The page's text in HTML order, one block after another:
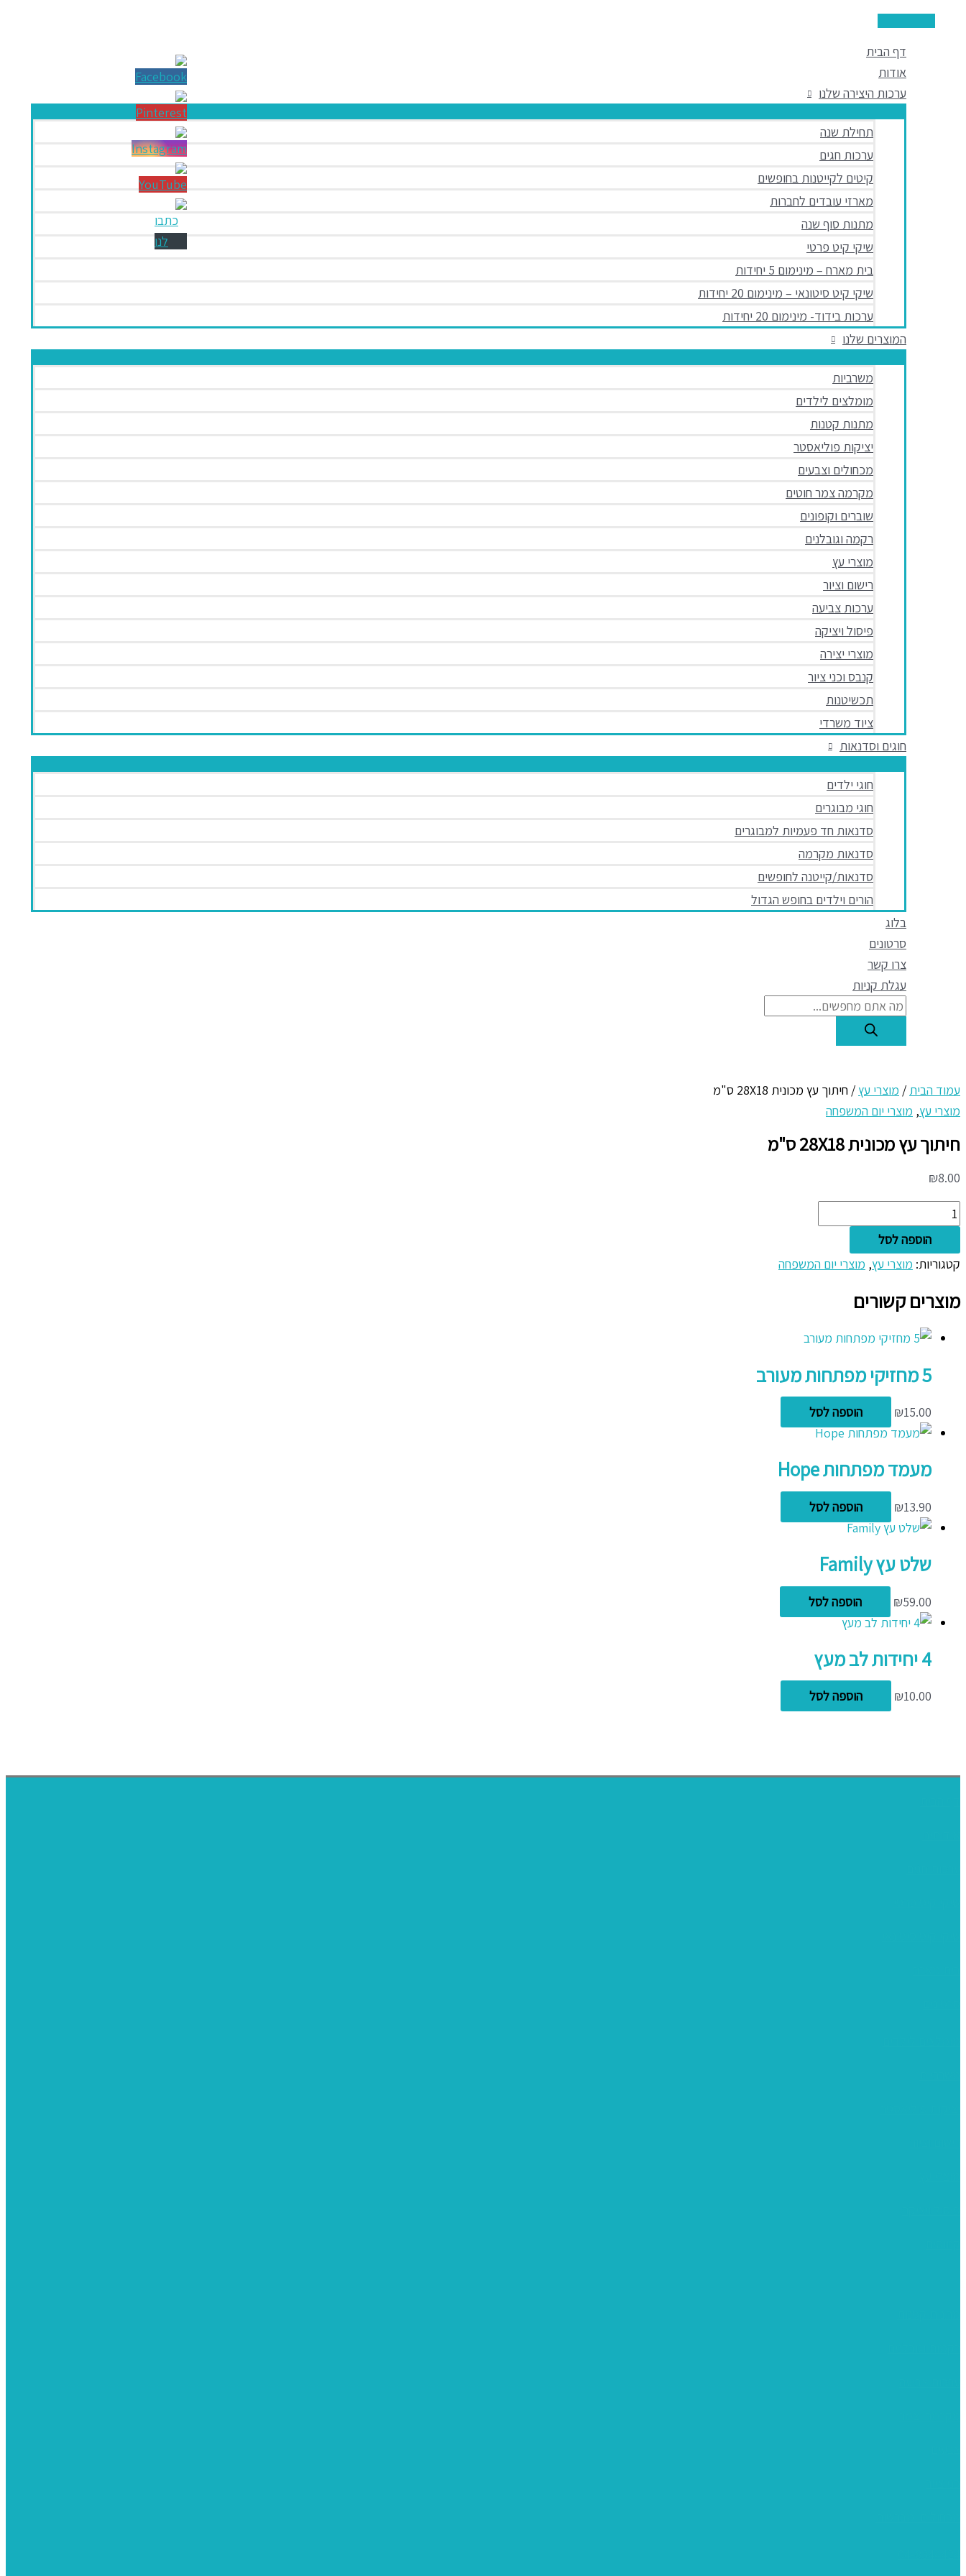
לתוכן
ראשי
דף הבית
אודות
ערכות היצירה שלנו
תחילת שנה
ערכות חגים
קיטים לקייטנות בחופשים
מארזי עובדים לחברות
מתנות סוף שנה
שיקי קיט פרטי
בית מארח – מינימום 5 יחידות
שיקי קיט סיטונאי – מינימום 20 יחידות
ערכות בידוד- מינימום 20 יחידות
המוצרים שלנו
משרביות
מומלצים לילדים
מתנות קטנות
יציקות פוליאסטר
מכחולים וצבעים
מקרמה צמר חוטים
שוברים וקופונים
רקמה וגובלנים
מוצרי עץ
רישום וציור
ערכות צביעה
פיסול ויציקה
מוצרי יצירה
קנבס וכני ציור
תכשיטנות
ציוד משרדי
חוגים וסדנאות
חוגי ילדים
חוגי מבוגרים
סדנאות חד פעמיות למבוגרים
סדנאות מקרמה
סדנאות/קייטנה לחופשים
הורים וילדים בחופש הגדול
בלוג
סרטונים
צרו קשר
עגלת קניות
Products
search
עמוד הבית / מוצרי עץ / חיתוך עץ מכונית 28X18 ס"מ
מוצרי עץ, מוצרי יום המשפחה
חיתוך עץ מכונית 28X18 ס"מ
₪8.00
הוספה לסל
קטגוריות: מוצרי עץ, מוצרי יום המשפחה
מוצרים קשורים
5 מחזיקי מפתחות מעורב
₪15.00 הוספה לסל
מעמד מפתחות Hope
₪13.90 הוספה לסל
שלט עץ Family
₪59.00 הוספה לסל
4 יחידות לב מעץ
₪10.00 הוספה לסל